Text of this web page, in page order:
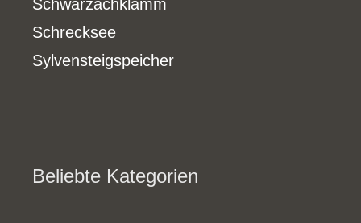
Schwarzachklamm
Schrecksee
Sylvensteigspeicher
Beliebte Kategorien